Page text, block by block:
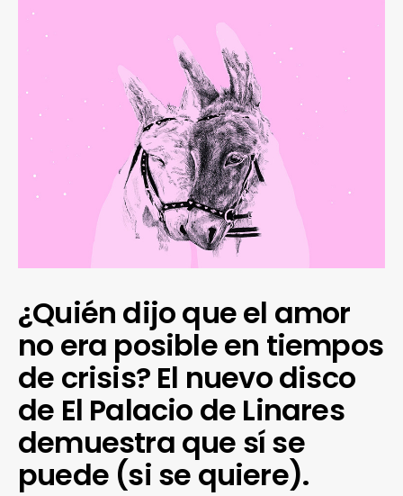
¿Quién dijo que el amor
no era posible en tiempos
de crisis? El nuevo disco
de El Palacio de Linares
demuestra que sí se
puede (si se quiere).